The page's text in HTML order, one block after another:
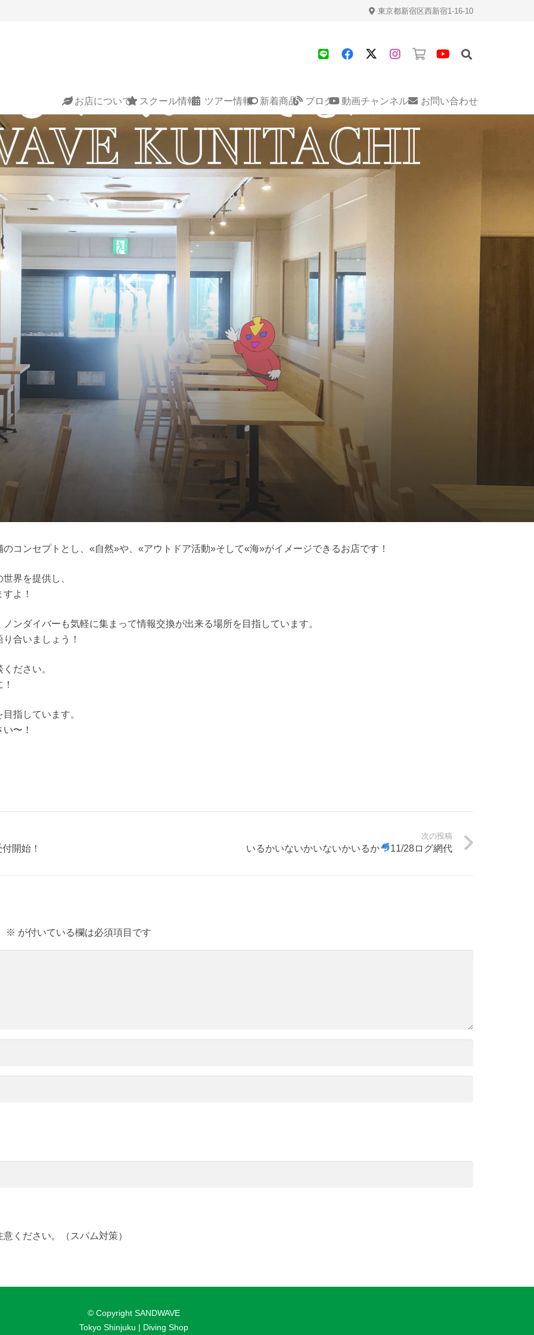
東京都新宿区西新宿1-16-10
お店について スクール情報 ツアー情報 新着商品 ブログ 動画チャンネル お問い合わせ
コンセプトとし、«自然»や、«アウトドア活動»そして«海»がイメージできるお店です！
界を提供し、
よ！
ンダイバーも気軽に集まって情報交換が出来る場所を目指しています。
合いましょう！
ださい。
指しています。
〜！
開始！
次の投稿
いるかいないかいないかいるか 11/28ログ網代
※ が付いている欄は必須項目です
ください。（スパム対策）
© Copyright SANDWAVE
Tokyo Shinjuku | Diving Shop